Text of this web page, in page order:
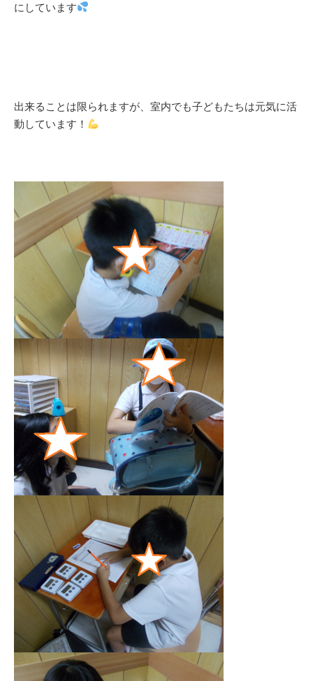
にしています
出来ることは限られますが、室内でも子どもたちは元気に活
動しています！